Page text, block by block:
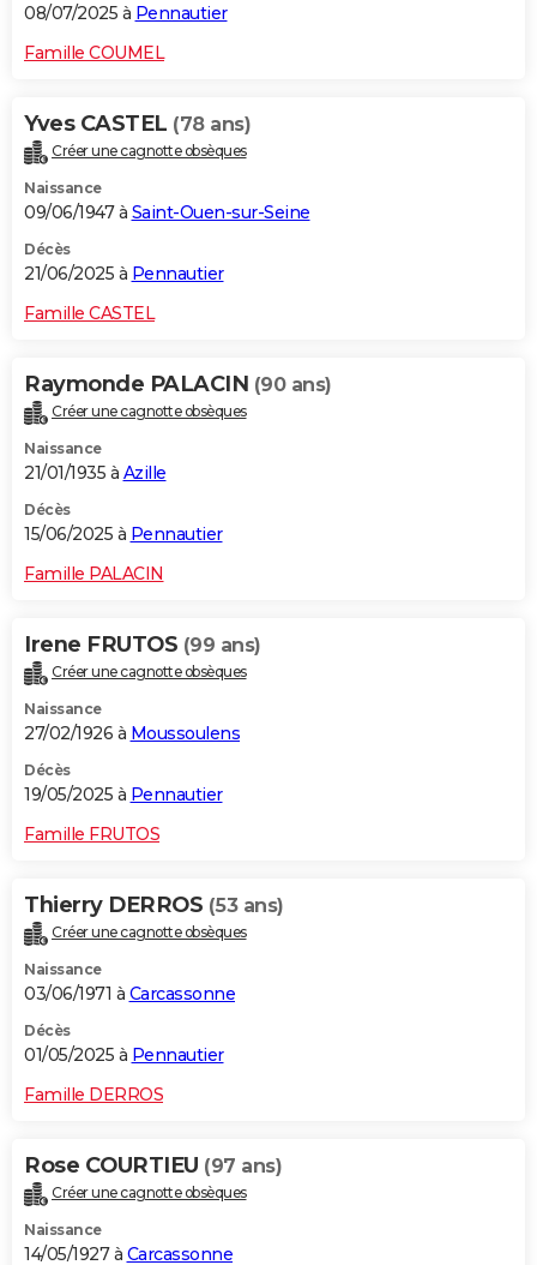
08/07/2025 à Pennautier
Famille COUMEL
Yves CASTEL (78 ans)
Créer une cagnotte obsèques
Naissance
09/06/1947 à Saint-Ouen-sur-Seine
Décès
21/06/2025 à Pennautier
Famille CASTEL
Raymonde PALACIN (90 ans)
Créer une cagnotte obsèques
Naissance
21/01/1935 à Azille
Décès
15/06/2025 à Pennautier
Famille PALACIN
Irene FRUTOS (99 ans)
Créer une cagnotte obsèques
Naissance
27/02/1926 à Moussoulens
Décès
19/05/2025 à Pennautier
Famille FRUTOS
Thierry DERROS (53 ans)
Créer une cagnotte obsèques
Naissance
03/06/1971 à Carcassonne
Décès
01/05/2025 à Pennautier
Famille DERROS
Rose COURTIEU (97 ans)
Créer une cagnotte obsèques
Naissance
14/05/1927 à Carcassonne